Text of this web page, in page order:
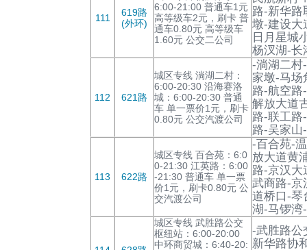
111
619路
(外环)
6:00-21:00 普通车1元
高等级车2元，刷卡 普
通车0.80元 高等级车
1.60元 公交二公司
路-新华路
墩-建设大
日月星城
杨汊湖-长
112 621路
城区专线 淌湖二村：
6:00-20:30 沿海赛洛
城：6:00-20:30 普通
车 单一票价1元，刷卡
0.80元 公交汽渡公司
-淌湖二村
家墩-马场
路-航空路
解放大道
路-联工路
路-吴家山
113 622路
城区专线 百合苑：6:0
0-21:30 江英路：6:00
-21:30 普通车 单一票
价1元，刷卡0.80元 公
交汽渡公司
-百合苑-
放大道黄
路-京汉大
武商路-京
道桥口-琴
湖-马锣湾
城区专线 武胜路公交
枢纽站：6:00-20:00
中环商贸城：6:40-20:
-武胜路公
新华路协